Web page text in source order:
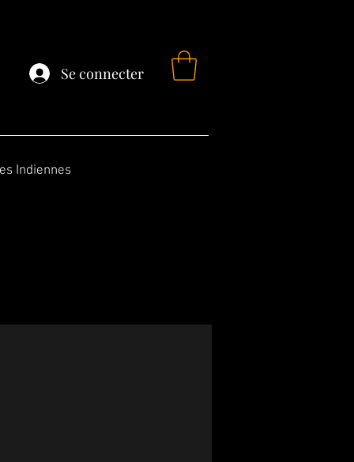
Se connecter
Indiennes